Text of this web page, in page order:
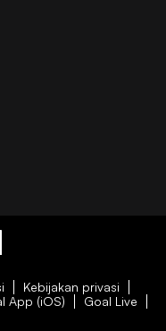
Kebijakan privasi
App (iOS) Goal Live